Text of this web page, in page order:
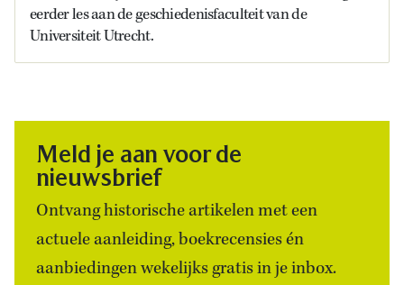
eerder les aan de geschiedenisfaculteit van de
Universiteit Utrecht.
Meld je aan voor de
nieuwsbrief
Ontvang historische artikelen met een
actuele aanleiding, boekrecensies én
aanbiedingen wekelijks gratis in je inbox.